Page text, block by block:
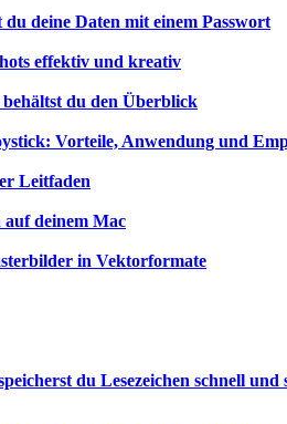
deine Daten mit einem Passwort
effektiv und kreativ
du den Überblick
Vorteile, Anwendung und
Leitfaden
auf deinem Mac
in Vektorformate
du Lesezeichen schnell und